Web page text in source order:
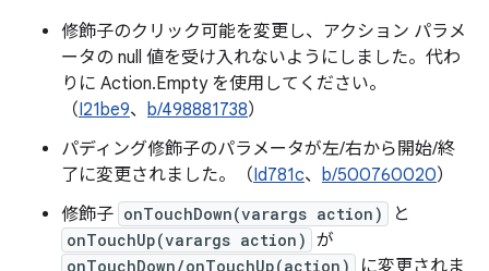
修飾子のクリック可能を変更し、アクション パラメ
ータの null 値を受け入れないようにしました。代わ
りに Action.Empty を使用してください。
（I21be9、 b/498881738）
パディング修飾子のパラメータが左/右から開始/終
了に変更されました。（Id781c、 b/500760020）
修飾子 onTouchDown(varargs action) と
onTouchUp(varargs action) が
onTouchDown/onTouchUp(action)
に変更されま